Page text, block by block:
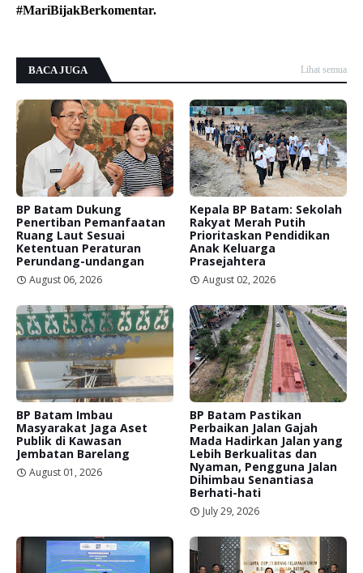
#MariBijakBerkomentar.
BACA JUGA Lihat semua
BP Batam Dukung
Penertiban Pemanfaatan
Ruang Laut Sesuai
Ketentuan Peraturan
Perundang-undangan
August 06, 2026
Kepala BP Batam: Sekolah
Rakyat Merah Putih
Prioritaskan Pendidikan
Anak Keluarga
Prasejahtera
August 02, 2026
BP Batam Imbau
Masyarakat Jaga Aset
Publik di Kawasan
Jembatan Barelang
August 01, 2026
BP Batam Pastikan
Perbaikan Jalan Gajah
Mada Hadirkan Jalan yang
Lebih Berkualitas dan
Nyaman, Pengguna Jalan
Dihimbau Senantiasa
Berhati-hati
July 29, 2026